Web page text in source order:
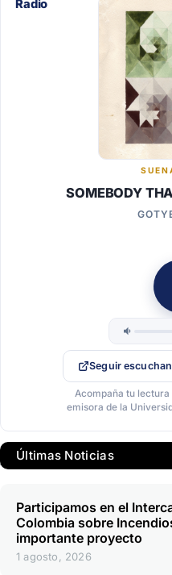
SOMEBODY
Seguir
Acompaña tu
emisora de la
Últimas Noticias
Participamos en el
Colombia sobre
importante proyecto
1 agosto, 2026